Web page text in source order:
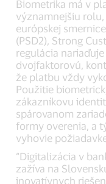
Biometrika má v
významnejšiu
európskej
(PSD2), Strong
regulácia
dvojfaktorovú,
že platbu vždy
Použitie
zákazníkovu
spárovanom
formy overenia, a
vyhovie
“Digitalizácia v
zažíva na
inovatívnych